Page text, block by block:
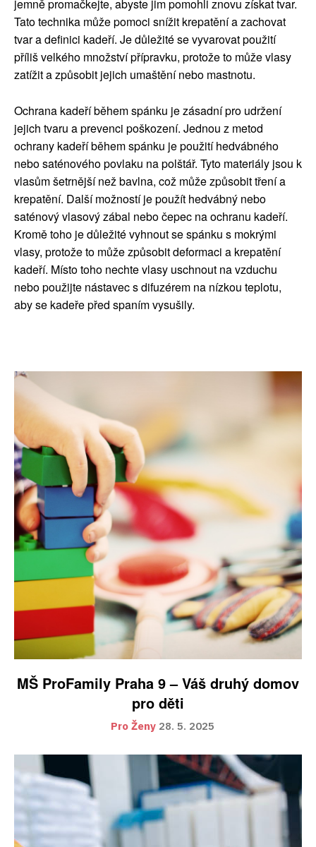
MŠ ProFamily Praha 9 – Váš druhý domov
pro děti
Pro Ženy 28. 5. 2025
jemně promačkejte, abyste jim pomohli znovu získat tvar.
Tato technika může pomoci snížit krepatění a zachovat
tvar a definici kadeří. Je důležité se vyvarovat použití
příliš velkého množství přípravku, protože to může vlasy
zatížit a způsobit jejich umaštění nebo mastnotu.
Ochrana kadeří během spánku je zásadní pro udržení
jejich tvaru a prevenci poškození. Jednou z metod
ochrany kadeří během spánku je použití hedvábného
nebo saténového povlaku na polštář. Tyto materiály jsou k
vlasům šetrnější než bavlna, což může způsobit tření a
krepatění. Další možností je použít hedvábný nebo
saténový vlasový zábal nebo čepec na ochranu kadeří.
Kromě toho je důležité vyhnout se spánku s mokrými
vlasy, protože to může způsobit deformaci a krepatění
kadeří. Místo toho nechte vlasy uschnout na vzduchu
nebo použijte nástavec s difuzérem na nízkou teplotu,
aby se kadeře před spaním vysušily.